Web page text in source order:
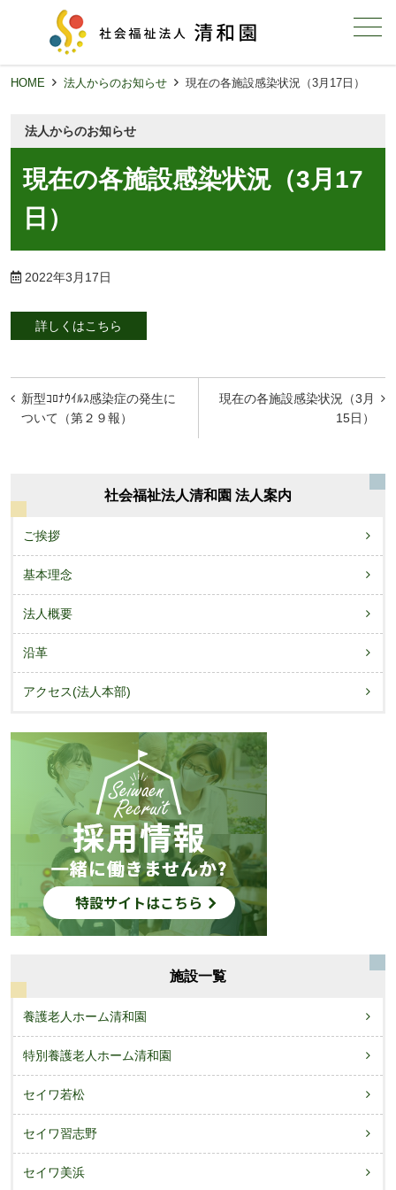
メニュー
HOME 法人からのお知らせ 現在の各施設感染状況（3月17日）
法人からのお知らせ
現在の各施設感染状況（3月17
日）
2022年3月17日
詳しくはこちら
投
稿
ゲ
ー
シ
ョ
ン
現在の各施設感染状況（3月
15日）
新型ｺﾛﾅｳｲﾙｽ感染症の発生に
ついて（第２９報）
社会福祉法人清和園 法人案内
ご挨拶
基本理念
法人概要
沿革
アクセス(法人本部)
施設一覧
養護老人ホーム清和園
特別養護老人ホーム清和園
セイワ若松
セイワ習志野
セイワ美浜